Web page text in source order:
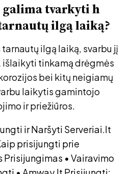
tvarkyti h
ilgą laiką?
ilgą laiką, svarbu jį
tinkamą drėgmės
bei kitų neigiamų
laikytis gamintojo
ir priežiūros.
ir Naršyti Serveriai.lt
prisijungti prie
Prisijungimas • Vairavimo